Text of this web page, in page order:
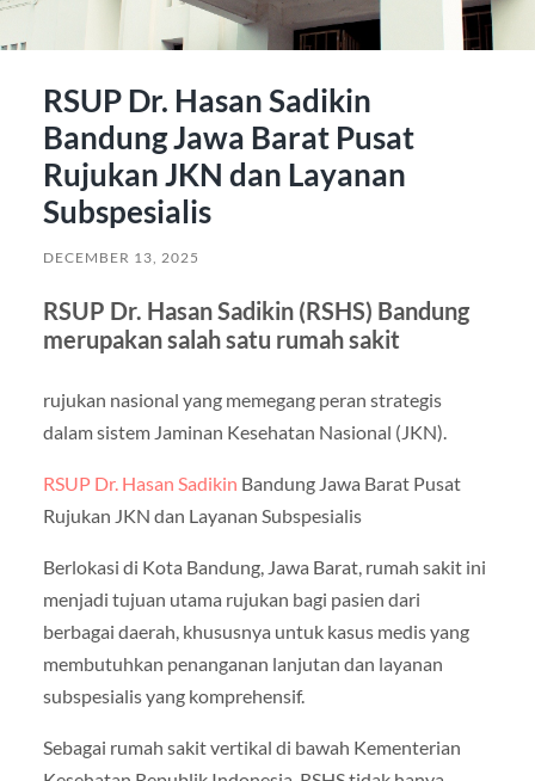
RSUP Dr. Hasan Sadikin
Bandung Jawa Barat Pusat
Rujukan JKN dan Layanan
Subspesialis
DECEMBER 13, 2025
RSUP Dr. Hasan Sadikin (RSHS) Bandung
merupakan salah satu rumah sakit
rujukan nasional yang memegang peran strategis
dalam sistem Jaminan Kesehatan Nasional (JKN).
RSUP Dr. Hasan Sadikin Bandung Jawa Barat Pusat
Rujukan JKN dan Layanan Subspesialis
Berlokasi di Kota Bandung, Jawa Barat, rumah sakit ini
menjadi tujuan utama rujukan bagi pasien dari
berbagai daerah, khususnya untuk kasus medis yang
membutuhkan penanganan lanjutan dan layanan
subspesialis yang komprehensif.
Sebagai rumah sakit vertikal di bawah Kementerian